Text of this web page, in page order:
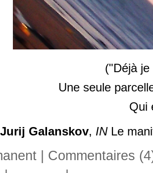
("Déjà
Une seule
Qui
Jurij Galanskov, INLe
Commentaires